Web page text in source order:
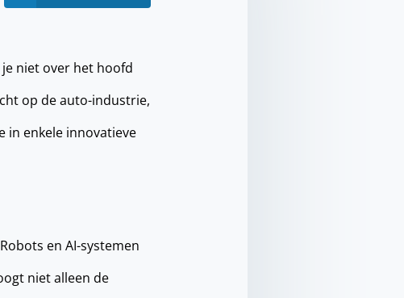
niet over het hoofd
op de auto-industrie,
in enkele innovatieve
en AI-systemen
niet alleen de